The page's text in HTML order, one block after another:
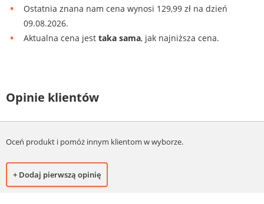
Ostatnia znana nam cena wynosi 129,99 zł na dzień
09.08.2026.
Aktualna cena jest taka sama, jak najniższa cena.
Opinie klientów
Oceń produkt i pomóż innym klientom w wyborze.
+ Dodaj pierwszą opinię